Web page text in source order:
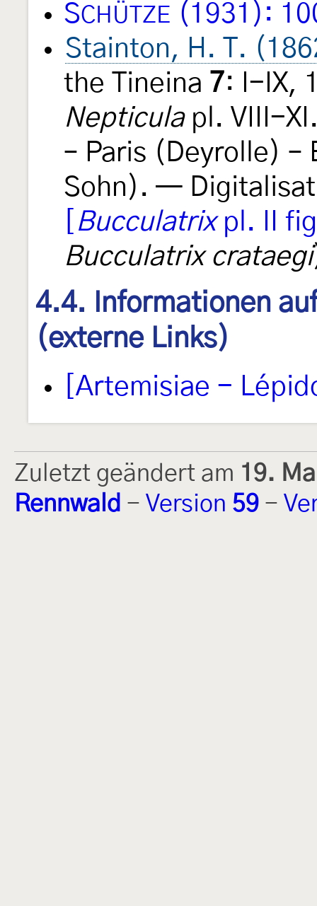
SCHÜTZE (1931):
Stainton, H. T.
the Tineina 7: I-IX,
Nepticulapl. VIII-
– Paris (Deyrolle)
Sohn). —
Bucculatrixpl. II
Bucculatrix crataegi
4.4. Informationen
(externe Links)
[Artemisiae -
Zuletzt geändert am 19.
Rennwald - Version 59 -